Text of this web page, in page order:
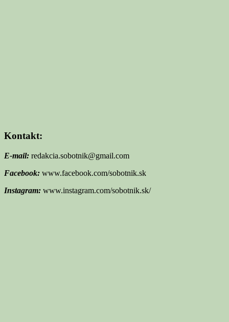
Kontakt:
E-mail: redakcia.sobotnik@gmail.com
Facebook: www.facebook.com/sobotnik.sk
Instagram: www.instagram.com/sobotnik.sk/